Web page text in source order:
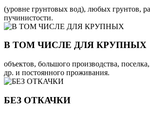
(уровне грунтовых вод), любых грунтов,
пучинистости.
В ТОМ ЧИСЛЕ ДЛЯ КРУПНЫХ
объектов, большого производства,
др. и постоянного проживания.
БЕЗ ОТКАЧКИ